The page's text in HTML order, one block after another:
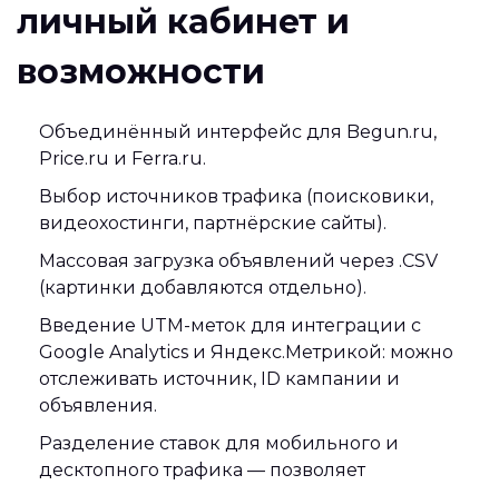
личный кабинет и
возможности
Объединённый интерфейс для Begun.ru,
Price.ru и Ferra.ru.
Выбор источников трафика (поисковики,
видеохостинги, партнёрские сайты).
Массовая загрузка объявлений через .CSV
(картинки добавляются отдельно).
Введение UTM-меток для интеграции с
Google Analytics и Яндекс.Метрикой: можно
отслеживать источник, ID кампании и
объявления.
Разделение ставок для мобильного и
десктопного трафика — позволяет